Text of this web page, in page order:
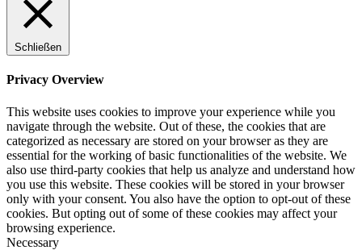
Schließen
Privacy Overview
This website uses cookies to improve your experience while you
navigate through the website. Out of these, the cookies that are
categorized as necessary are stored on your browser as they are
essential for the working of basic functionalities of the website. We
also use third-party cookies that help us analyze and understand how
you use this website. These cookies will be stored in your browser
only with your consent. You also have the option to opt-out of these
cookies. But opting out of some of these cookies may affect your
browsing experience.
Necessary